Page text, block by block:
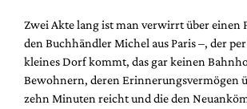
Zwei Akte lang ist man verwirrt über einen
den Buchhändler Michel aus Paris –, der
kleines Dorf kommt, das gar keinen
Bewohnern, deren Erinnerungsvermögen
zehn Minuten reicht und die den